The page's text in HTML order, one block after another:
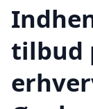
tilbud